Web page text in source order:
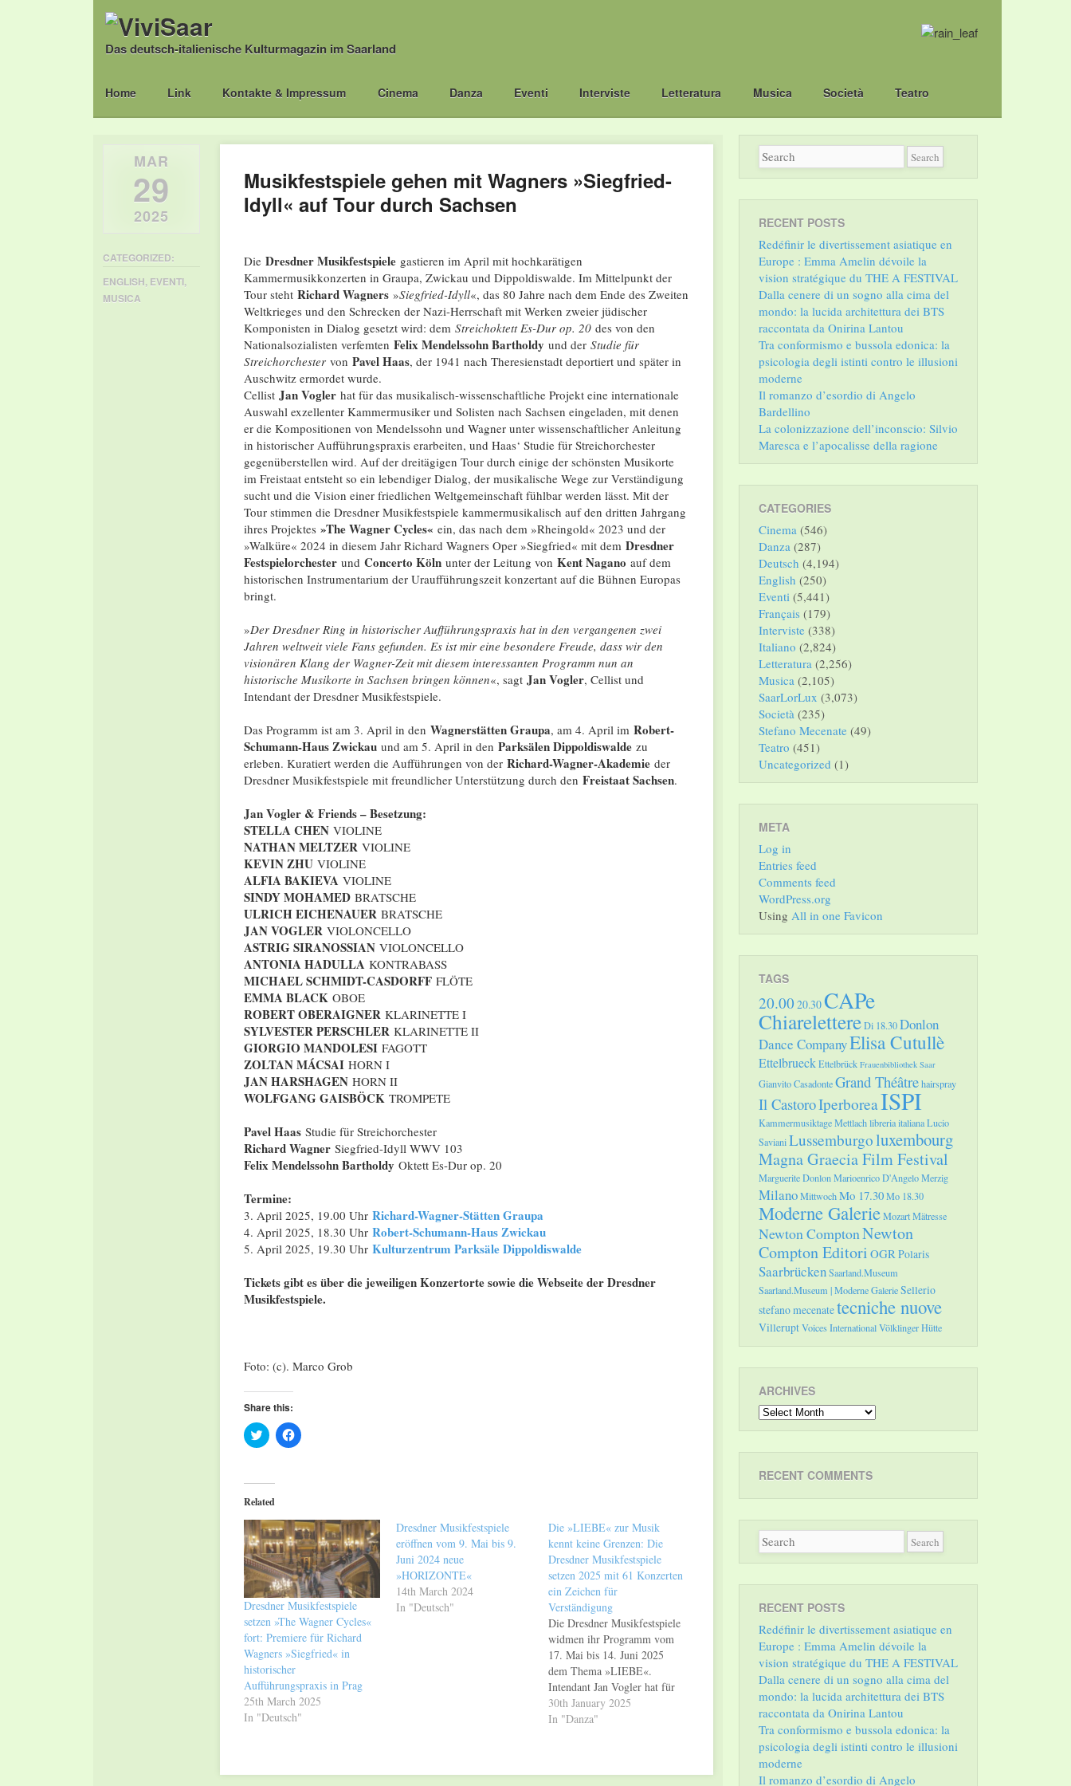
Das deutsch-italienische Kulturmagazin im Saarland
Main menu
Skip
Home Link Kontakte & Impressum Cinema Danza Eventi Interviste Letteratura Musica Società Teatro
Musikfestspiele gehen mit Wagners »Siegfried-
Idyll« auf Tour durch Sachsen
Die Dresdner Musikfestspiele gastieren im April mit hochkarätigen
Kammermusikkonzerten in Graupa, Zwickau und Dippoldiswalde. Im Mittelpunkt der
Tour steht Richard Wagners»Siegfried-Idyll«, das 80 Jahre nach dem Ende des Zweiten
Weltkrieges und den Schrecken der Nazi-Herrschaft mit Werken zweier jüdischer
Komponisten in Dialog gesetzt wird: dem Streichoktett Es-Dur op. 20des von den
Nationalsozialisten verfemten Felix Mendelssohn Bartholdy und der Studie für
Streichorchestervon Pavel Haas, der 1941 nach Theresienstadt deportiert und später in
Auschwitz ermordet wurde.
Cellist Jan Voglerhat für das musikalisch-wissenschaftliche Projekt eine internationale
Auswahl exzellenter Kammermusiker und Solisten nach Sachsen eingeladen, mit denen
er die Kompositionen von Mendelssohn und Wagner unter wissenschaftlicher Anleitung
in historischer Aufführungspraxis erarbeiten, und Haas‘ Studie für Streichorchester
gegenüberstellen wird. Auf der dreitägigen Tour durch einige der schönsten Musikorte
im Freistaat entsteht so ein lebendiger Dialog, der musikalische Wege zur Verständigung
sucht und die Vision einer friedlichen Weltgemeinschaft fühlbar werden lässt. Mit der
Tour stimmen die Dresdner Musikfestspiele kammermusikalisch auf den dritten Jahrgang
ihres Projektes »The Wagner Cycles« ein, das nach dem »Rheingold« 2023 und der
»Walküre« 2024 in diesem Jahr Richard Wagners Oper »Siegfried« mit demDresdner
Festspielorchester und Concerto Köln unter der Leitung von Kent Nagano auf dem
historischen Instrumentarium der Uraufführungszeit konzertant auf die Bühnen Europas
bringt.
»Der Dresdner Ring in historischer Aufführungspraxis hat in den vergangenen zwei
Jahren weltweit viele Fans gefunden. Es ist mir eine besondere Freude, dass wir den
visionären Klang der Wagner-Zeit mit diesem interessanten Programm nun an
historische Musikorte in Sachsen bringen können«, sagt Jan Vogler, Cellist und
Intendant der Dresdner Musikfestspiele.
Das Programm ist am 3. April in den Wagnerstätten Graupa, am 4. April im Robert-
Schumann-Haus Zwickauund am 5. April in den Parksälen Dippoldiswaldezu
erleben. Kuratiert werden die Aufführungen von der Richard-Wagner-Akademieder
Dresdner Musikfestspiele mit freundlicher Unterstützung durch den Freistaat Sachsen.
Jan Vogler & Friends – Besetzung:
STELLA CHENVIOLINE
NATHAN MELTZER VIOLINE
KEVIN ZHUVIOLINE
ALFIA BAKIEVA VIOLINE
SINDY MOHAMEDBRATSCHE
ULRICH EICHENAUER BRATSCHE
JAN VOGLER VIOLONCELLO
ASTRIG SIRANOSSIANVIOLONCELLO
ANTONIA HADULLA KONTRABASS
MICHAEL SCHMIDT-CASDORFFFLÖTE
EMMA BLACK OBOE
ROBERT OBERAIGNER KLARINETTE I
SYLVESTER PERSCHLER KLARINETTE II
GIORGIO MANDOLESIFAGOTT
ZOLTAN MÁCSAIHORN I
JAN HARSHAGENHORN II
WOLFGANG GAISBÖCK TROMPETE
Pavel HaasStudie für Streichorchester
Richard WagnerSiegfried-Idyll WWV 103
Felix Mendelssohn Bartholdy Oktett Es-Dur op. 20
Termine:
3. April 2025, 19.00 Uhr Richard-Wagner-Stätten Graupa
4. April 2025, 18.30 Uhr Robert-Schumann-Haus Zwickau
5. April 2025, 19.30 Uhr Kulturzentrum Parksäle Dippoldiswalde
Tickets gibt es über die jeweiligen Konzertorte sowie die Webseite der Dresdner
Musikfestspiele.
Foto: (c). Marco Grob
Share this:
Click
to
(Opens
in
new
Click
to
Related
Dresdner Musikfestspiele
setzen »The Wagner Cycles«
fort: Premiere für Richard
Wagners »Siegfried« in
historischer
Aufführungspraxis in Prag
25th March 2025
In "Deutsch"
Dresdner Musikfestspiele
eröffnen vom 9. Mai bis 9.
Juni 2024 neue
»HORIZONTE«
14th March 2024
In "Deutsch"
Die »LIEBE« zur Musik
kennt keine Grenzen: Die
Dresdner Musikfestspiele
setzen 2025 mit 61 Konzerten
ein Zeichen für
Verständigung
Die Dresdner Musikfestspiele
widmen ihr Programm vom
17. Mai bis 14. Juni 2025
dem Thema »LIEBE«.
Intendant Jan Vogler hat für
den 48. Festivaljahrgang
Orchester und Künstler aus
30th January 2025
In "Danza"
MAR
29
2025
CATEGORIZED:
ENGLISH, EVENTI,
MUSICA
RECENT POSTS
Redéfinir le divertissement asiatique en
Europe : Emma Amelin dévoile la
vision stratégique du THE A FESTIVAL
Dalla cenere di un sogno alla cima del
mondo: la lucida architettura dei BTS
raccontata da Onirina Lantou
Tra conformismo e bussola edonica: la
psicologia degli istinti contro le illusioni
moderne
Il romanzo d’esordio di Angelo
Bardellino
La colonizzazione dell’inconscio: Silvio
Maresca e l’apocalisse della ragione
CATEGORIES
Cinema (546)
Danza (287)
Deutsch (4,194)
English (250)
Eventi (5,441)
Français (179)
Interviste (338)
Italiano (2,824)
Letteratura (2,256)
Musica (2,105)
SaarLorLux (3,073)
Società (235)
Stefano Mecenate (49)
Teatro (451)
Uncategorized (1)
META
Log in
Entries feed
Comments feed
WordPress.org
Using All in one Favicon
TAGS
20.00 20.30CAPe
ChiarelettereDi 18.30Donlon
Dance CompanyElisa Cutullè
EttelbrueckEttelbrück Frauenbibliothek Saar
Gianvito CasadonteGrand Théâtrehairspray
Il CastoroIperboreaISPI
Kammermusiktage Mettlachlibreria italianaLucio
SavianiLussemburgoluxembourg
Magna Graecia Film Festival
Marguerite DonlonMarioenrico D'AngeloMerzig
MilanoMittwochMo 17.30Mo 18.30
Moderne GalerieMozartMätresse
Newton ComptonNewton
Compton Editori OGRPolaris
SaarbrückenSaarland.Museum
Saarland.Museum | Moderne GalerieSellerio
stefano mecenatetecniche nuove
VilleruptVoices InternationalVölklinger Hütte
ARCHIVES
Archives
RECENT COMMENTS
RECENT POSTS
Redéfinir le divertissement asiatique en
Europe : Emma Amelin dévoile la
vision stratégique du THE A FESTIVAL
Dalla cenere di un sogno alla cima del
mondo: la lucida architettura dei BTS
raccontata da Onirina Lantou
Tra conformismo e bussola edonica: la
psicologia degli istinti contro le illusioni
moderne
Il romanzo d’esordio di Angelo